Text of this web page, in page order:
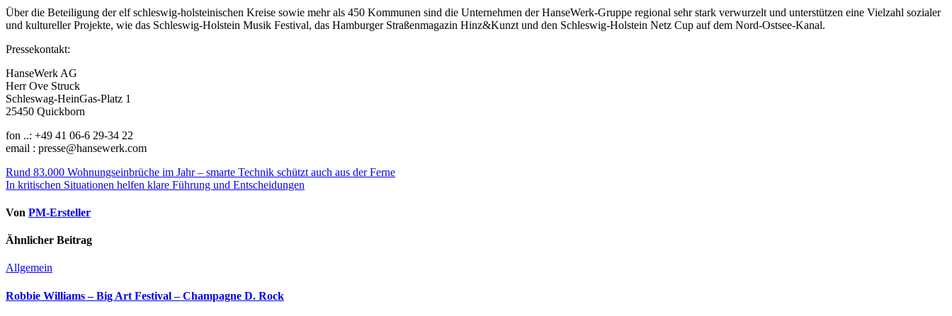
Über die Beteiligung der elf schleswig-holsteinischen Kreise sowie mehr als 450 Kommunen sind die Unternehmen der HanseWerk-Gruppe regional sehr stark verwurzelt und unterstützen eine Vielzahl sozialer
und kultureller Projekte, wie das Schleswig-Holstein Musik Festival, das Hamburger Straßenmagazin Hinz&Kunzt und den Schleswig-Holstein Netz Cup auf dem Nord-Ostsee-Kanal.
Pressekontakt:
HanseWerk AG
Herr Ove Struck
Schleswag-HeinGas-Platz 1
25450 Quickborn
fon ..: +49 41 06-6 29-34 22
email : presse@hansewerk.com
Beitragsnavigation
Rund 83.000 Wohnungseinbrüche im Jahr – smarte Technik schützt auch aus der Ferne
In kritischen Situationen helfen klare Führung und Entscheidungen
Von PM-Ersteller
Ähnlicher Beitrag
Allgemein
Robbie Williams – Big Art Festival – Champagne D. Rock